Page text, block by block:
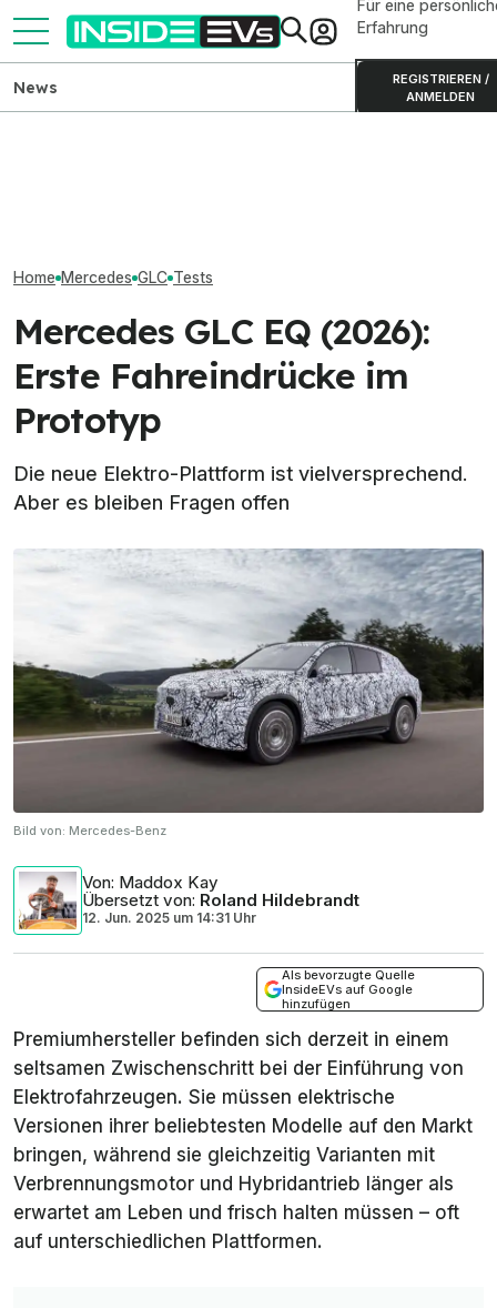
Für eine
Erfahrung
REGISTRIEREN /
ANMELDEN
News
Home Mercedes GLC Tests
Mercedes GLC EQ (2026):
Erste Fahreindrücke im
Prototyp
Die neue Elektro-Plattform ist vielversprechend.
Aber es bleiben Fragen offen
Bild von: Mercedes-Benz
Von: Maddox Kay
Übersetzt von: Roland Hildebrandt
12. Jun. 2025 um 14:31 Uhr
Als bevorzugte Quelle
InsideEVs auf Google
hinzufügen
Premiumhersteller befinden sich derzeit in einem
seltsamen Zwischenschritt bei der Einführung von
Elektrofahrzeugen. Sie müssen elektrische
Versionen ihrer beliebtesten Modelle auf den Markt
bringen, während sie gleichzeitig Varianten mit
Verbrennungsmotor und Hybridantrieb länger als
erwartet am Leben und frisch halten müssen – oft
auf unterschiedlichen Plattformen.